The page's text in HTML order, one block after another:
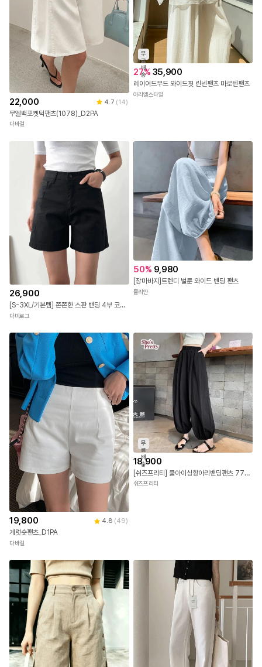
22,000 4.7 (14)
무엘백포켓턱팬츠(1078)_D2PA
다바걸
무
료
배
송
27% 35,900
레이어드무드 와이드핏 린넨팬츠 마로텐팬츠
아리엘스타일
26,900
[S-3XL/기본템] 쫀쫀한 스판 밴딩 4부 코튼 반바지 베이직 하이웨스트 숏팬츠 면반바지
다미로그
50% 9,980
[장마바지]트렌디 벌룬 와이드 밴딩 팬츠
뮬리안
19,800 4.8 (49)
게럿숏팬츠_D1PA
다바걸
무
료
배
송
18,900
[쉬즈프리티] 쿨아이싱항아리밴딩팬츠 77까지
쉬즈프리티